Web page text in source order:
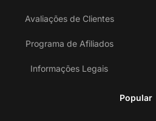
Avaliações de Clientes
Programa de Afiliados
Informações Legais
Popular